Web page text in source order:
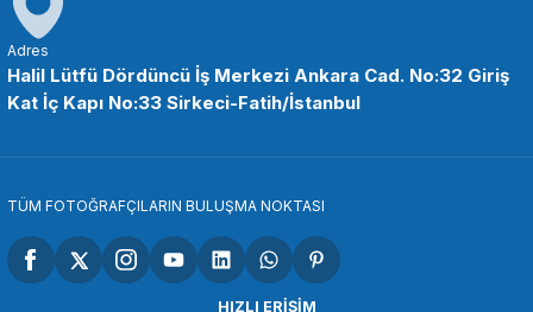
Comica CVM-WM100H Röportaj EL Mikrofonu
COMİCA
Comica CVM-WM100 Plus Çift Kişilik Yaka Mikrofonu
Adres
Halil Lütfü Dördüncü İş Merkezi Ankara Cad. No:32 Giriş
Kat İç Kapı No:33 Sirkeci-Fatih/İstanbul
TÜM FOTOĞRAFÇILARIN BULUŞMA NOKTASI
HIZLI ERİŞİM